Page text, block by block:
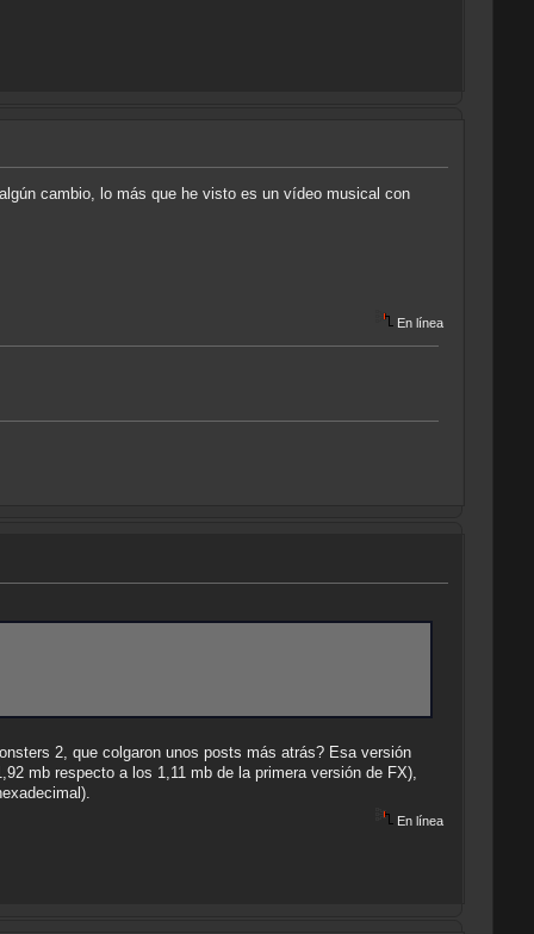
cambio, lo más que he visto es un vídeo musical con
En línea
2, que colgaron unos posts más atrás? Esa versión
mb respecto a los 1,11 mb de la primera versión de FX),
En línea